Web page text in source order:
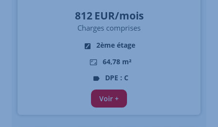
812 EUR/mois
Charges comprises
2ème étage
64,78 m²
DPE : C
Voir +